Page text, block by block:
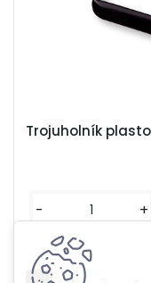
Trojuholník
- +